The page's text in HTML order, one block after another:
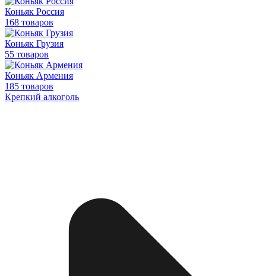
Коньяк Россия
168 товаров
Коньяк Грузия
55 товаров
Коньяк Армения
185 товаров
Крепкий алкоголь